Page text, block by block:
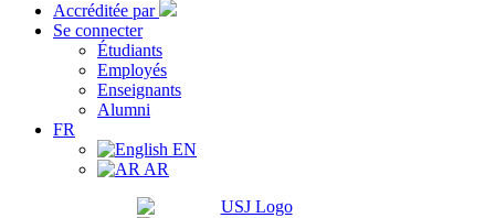
Accréditée par
Se connecter
Étudiants
Employés
Enseignants
Alumni
FR
EN
AR